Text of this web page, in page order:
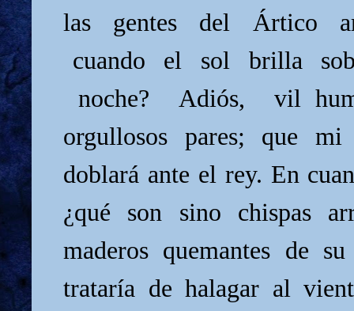
las gentes del Ártico
cuando el sol brilla
noche? Adiós, vil
orgullosos pares; que
doblará ante el rey. En
¿qué son sino chispas
maderos quemantes de
trataría de halagar al